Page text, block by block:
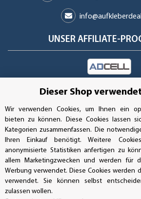
UNSER AFFILIATE-
SSL-Verschlüsselung
UNSER
Dieser Shop
Wir verwenden Cookies, um Ihnen ein
bieten zu können. Diese Cookies lassen
Kategorien zusammenfassen. Die
Ihren Einkauf benötigt. Weitere
anonymisierte Statistiken anfertigen zu
allem Marketingzwecken und werden für
Werbung verwendet. Diese Cookies werden
verwendet. Sie können selbst
zulassen wollen.